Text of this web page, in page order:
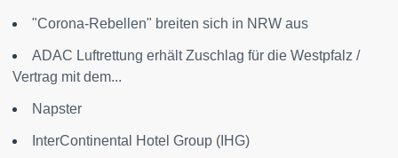
"Corona-Rebellen" breiten sich in NRW aus
ADAC Luftrettung erhält Zuschlag für die Westpfalz /
Vertrag mit dem...
Napster
InterContinental Hotel Group (IHG)